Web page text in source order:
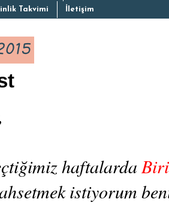
Takvimi İletişim
haftalarda
istiyorum